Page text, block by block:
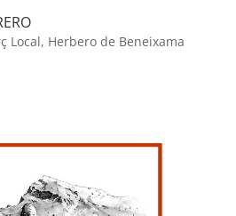
Local, Herbero de Beneixama